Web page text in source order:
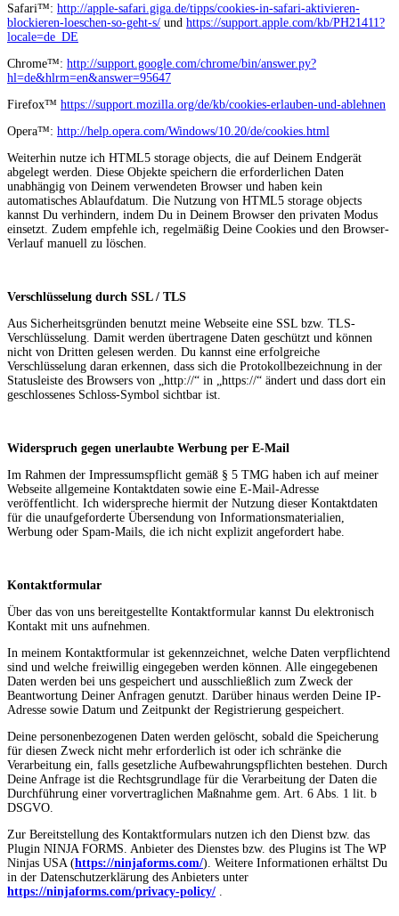
Safari™: http://apple-safari.giga.de/tipps/cookies-in-safari-aktivieren-
blockieren-loeschen-so-geht-s/ und https://support.apple.com/kb/PH21411?
locale=de_DE
Chrome™: http://support.google.com/chrome/bin/answer.py?
hl=de&hlrm=en&answer=95647
Firefox™ https://support.mozilla.org/de/kb/cookies-erlauben-und-ablehnen
Opera™: http://help.opera.com/Windows/10.20/de/cookies.html
Weiterhin nutze ich HTML5 storage objects, die auf Deinem Endgerät
abgelegt werden. Diese Objekte speichern die erforderlichen Daten
unabhängig von Deinem verwendeten Browser und haben kein
automatisches Ablaufdatum. Die Nutzung von HTML5 storage objects
kannst Du verhindern, indem Du in Deinem Browser den privaten Modus
einsetzt. Zudem empfehle ich, regelmäßig Deine Cookies und den Browser-
Verlauf manuell zu löschen.
Verschlüsselung durch SSL / TLS
Aus Sicherheitsgründen benutzt meine Webseite eine SSL bzw. TLS-
Verschlüsselung. Damit werden übertragene Daten geschützt und können
nicht von Dritten gelesen werden. Du kannst eine erfolgreiche
Verschlüsselung daran erkennen, dass sich die Protokollbezeichnung in der
Statusleiste des Browsers von „http://“ in „https://“ ändert und dass dort ein
geschlossenes Schloss-Symbol sichtbar ist.
Widerspruch gegen unerlaubte Werbung per E-Mail
Im Rahmen der Impressumspflicht gemäß § 5 TMG haben ich auf meiner
Webseite allgemeine Kontaktdaten sowie eine E-Mail-Adresse
veröffentlicht. Ich widerspreche hiermit der Nutzung dieser Kontaktdaten
für die unaufgeforderte Übersendung von Informationsmaterialien,
Werbung oder Spam-Mails, die ich nicht explizit angefordert habe.
Kontaktformular
Über das von uns bereitgestellte Kontaktformular kannst Du elektronisch
Kontakt mit uns aufnehmen.
In meinem Kontaktformular ist gekennzeichnet, welche Daten verpflichtend
sind und welche freiwillig eingegeben werden können. Alle eingegebenen
Daten werden bei uns gespeichert und ausschließlich zum Zweck der
Beantwortung Deiner Anfragen genutzt. Darüber hinaus werden Deine IP-
Adresse sowie Datum und Zeitpunkt der Registrierung gespeichert.
Deine personenbezogenen Daten werden gelöscht, sobald die Speicherung
für diesen Zweck nicht mehr erforderlich ist oder ich schränke die
Verarbeitung ein, falls gesetzliche Aufbewahrungspflichten bestehen. Durch
Deine Anfrage ist die Rechtsgrundlage für die Verarbeitung der Daten die
Durchführung einer vorvertraglichen Maßnahme gem. Art. 6 Abs. 1 lit. b
DSGVO.
Zur Bereitstellung des Kontaktformulars nutzen ich den Dienst bzw. das
Plugin NINJA FORMS. Anbieter des Dienstes bzw. des Plugins ist The WP
Ninjas USA (https://ninjaforms.com/). Weitere Informationen erhältst Du
in der Datenschutzerklärung des Anbieters unter
https://ninjaforms.com/privacy-policy/